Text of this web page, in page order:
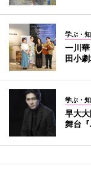
学ぶ・
一川
田小
学ぶ・
早大
舞台『